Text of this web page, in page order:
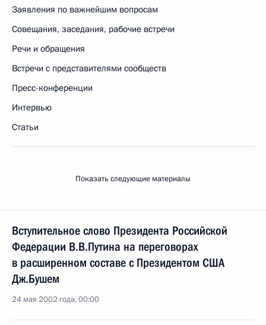
Заявления по важнейшим вопросам
Совещания, заседания, рабочие встречи
Речи и обращения
Встречи с представителями сообществ
Пресс-конференции
Интервью
Статьи
Показать следующие материалы
Вступительное слово Президента Российской
Федерации В.В.Путина на переговорах
в расширенном составе с Президентом США
Дж.Бушем
24 мая 2002 года, 00:00